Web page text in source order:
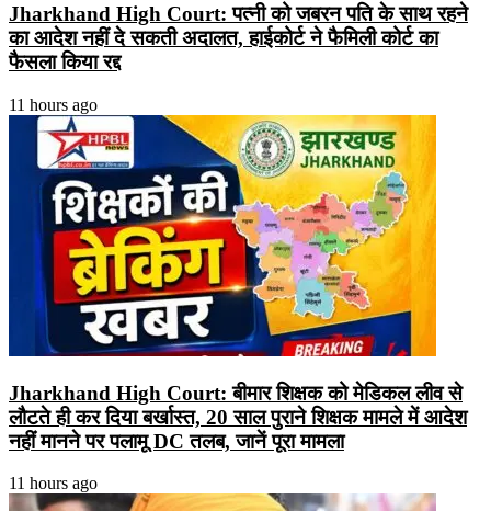
Jharkhand High Court: पत्नी को जबरन पति के साथ रहने
का आदेश नहीं दे सकती अदालत, हाईकोर्ट ने फैमिली कोर्ट का
फैसला किया रद्द
11 hours ago
Jharkhand High Court: बीमार शिक्षक को मेडिकल लीव से
लौटते ही कर दिया बर्खास्त, 20 साल पुराने शिक्षक मामले में आदेश
नहीं मानने पर पलामू DC तलब, जानें पूरा मामला
11 hours ago